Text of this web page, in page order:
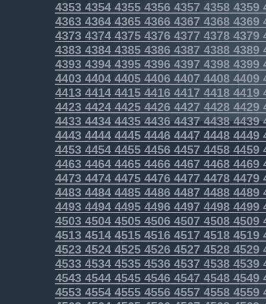
4353435443554356435743584359
43634364436543664367 43684369
43734374437543764377 43784379
43834384438543864387 43884389
43934394439543964397 43984399
44034404440544064407 44084409
44134414441544164417 44184419
44234424442544264427 44284429
4433443444354436443744384439
4443444444454446444744484449
4453445444554456445744584459
4463446444654466446744684469
4473447444754476447744784479
4483448444854486448744884489
4493449444954496449744984499
4503450445054506450745084509
4513451445154516451745184519
4523452445254526452745284529
4533453445354536453745384539
4543454445454546454745484549
4553455445554556455745584559